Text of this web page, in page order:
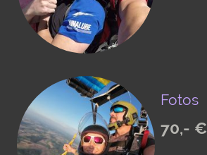
Fotos
70,- €